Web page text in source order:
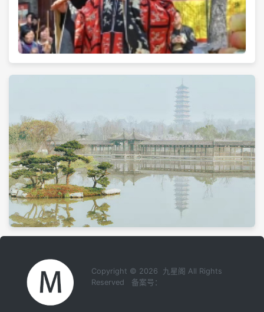
Copyright © 2026 九星阁 All Rights
Reserved 备案号：